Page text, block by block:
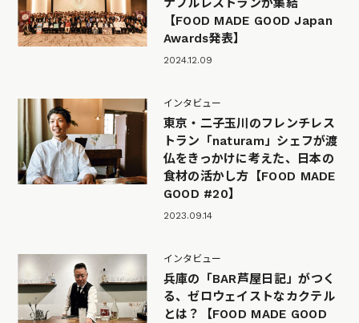
ナブルレストランが集結
【FOOD MADE GOOD Japan
Awards発表】
2024.12.09
インタビュー
東京・二子玉川のフレンチレス
トラン「naturam」シェフが渡
仏をきっかけに考えた、日本の
食材の活かし方【FOOD MADE
GOOD #20】
2023.09.14
インタビュー
兵庫の「BAR芦屋日記」がつく
る、ゼロウェイストなカクテル
とは？【FOOD MADE GOOD